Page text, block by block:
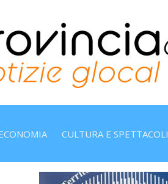
CULTURA E SPETTACOLI